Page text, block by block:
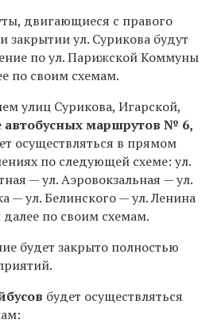
двигающиеся с правого
закрытии ул. Сурикова будут
по ул. Парижской Коммуны
по своим схемам.
улиц Сурикова, Игарской,
автобусных маршрутов № 6,
осуществляться в прямом
по следующей схеме: ул.
— ул. Аэровокзальная — ул.
— ул. Белинского — ул. Ленина
по своим схемам.
будет закрыто полностью
будет осуществляться